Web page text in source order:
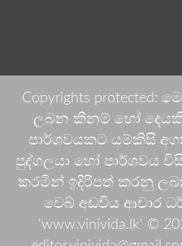
Copyrights
ලබන කිනම් හෝ
පාර්ශවයකට යම්කිසි
පුද්ගලයා හෝ පාර්ශවය
කරමින් ඉදිරිපත් කරනු
වෙබ් අඩවිය ආචාර
'www.vinivida.lk' ©